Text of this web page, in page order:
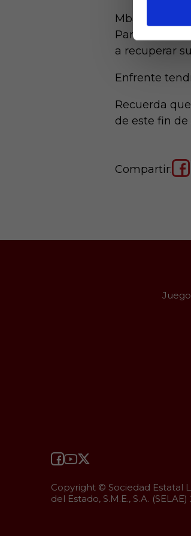
Mbappé
París. Esta
a recuperar
Enfrente
Recuerda
de este fin de
Compartir:
Copyright © Sociedad Estatal
del Estado, S.M.E., S.A. (SELAE)